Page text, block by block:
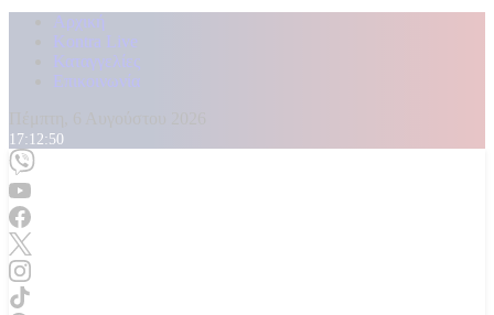
Αρχική
Kontra Live
Καταγγελίες
Επικοινωνία
17:12:52